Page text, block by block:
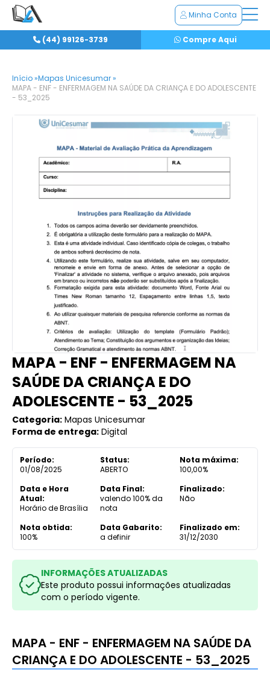
Minha Conta
(44) 99126-3739 Compre Aqui
Início »Mapas Unicesumar »
MAPA - ENF - ENFERMAGEM NA SAÚDE DA CRIANÇA E DO ADOLESCENTE
- 53_2025
MAPA - ENF - ENFERMAGEM NA
SAÚDE DA CRIANÇA E DO
ADOLESCENTE - 53_2025
Categoria: Mapas Unicesumar
Forma de entrega: Digital
Período:
01/08/2025
Status:
ABERTO
Nota máxima:
100,00%
Data e Hora
Atual:
Horário de Brasília
Data Final:
valendo 100% da
nota
Finalizado:
Não
Nota obtida:
100%
Data Gabarito:
a definir
Finalizado em:
31/12/2030
INFORMAÇÕES ATUALIZADAS
Este produto possui informações atualizadas
com o período vigente.
MAPA - ENF - ENFERMAGEM NA SAÚDE DA
CRIANÇA E DO ADOLESCENTE - 53_2025